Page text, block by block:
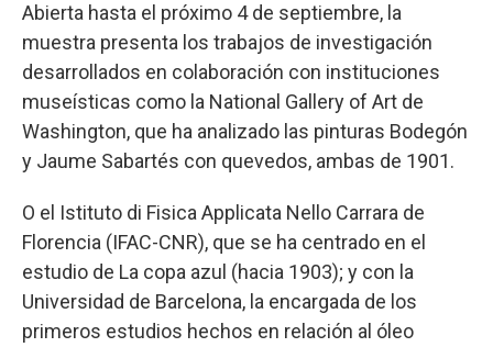
Abierta hasta el próximo 4 de septiembre, la
muestra presenta los trabajos de investigación
desarrollados en colaboración con instituciones
museísticas como la National Gallery of Art de
Washington, que ha analizado las pinturas Bodegón
y Jaume Sabartés con quevedos, ambas de 1901.
O el Istituto di Fisica Applicata Nello Carrara de
Florencia (IFAC-CNR), que se ha centrado en el
estudio de La copa azul (hacia 1903); y con la
Universidad de Barcelona, la encargada de los
primeros estudios hechos en relación al óleo